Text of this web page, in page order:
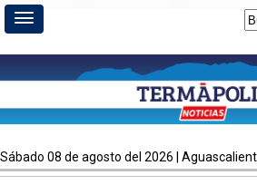
sábado 08 de agosto del 2026 |